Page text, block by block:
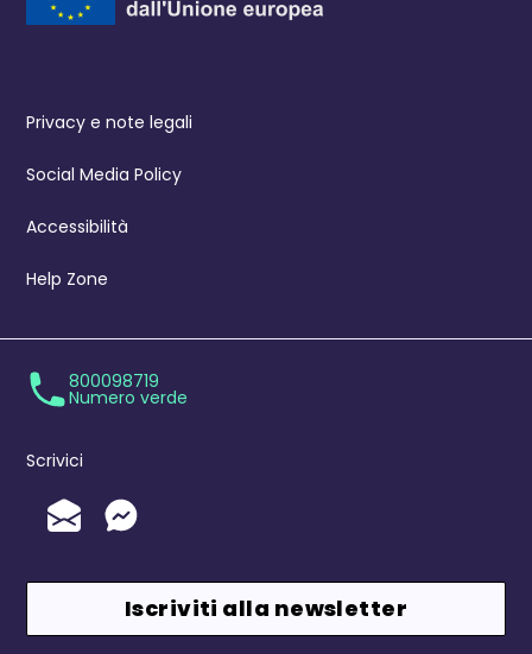
Privacy e note legali
Social Media Policy
Accessibilità
Help Zone
800098719
Numero verde
Scrivici
Invia un'Email
Messenger
Iscriviti alla newsletter